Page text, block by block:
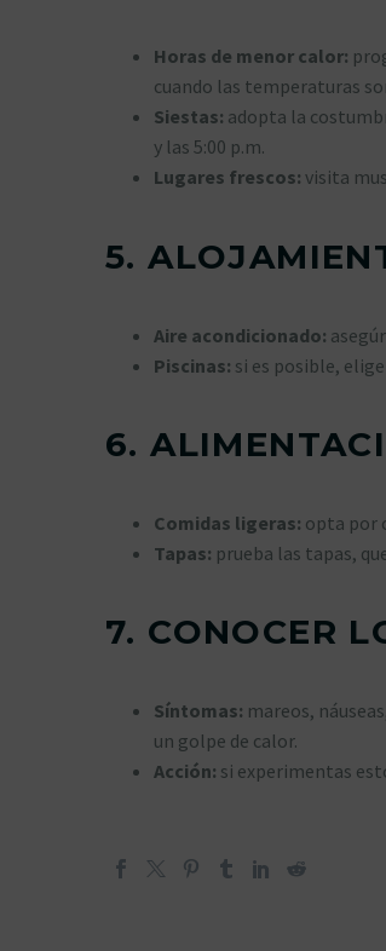
Horas de menor calor:
cuando las temperaturas
Siestas: adopta la
y las 5:00 p.m.
Lugares frescos: visita
5.
Aire acondicionado:
Piscinas: si es posible,
6.
Comidas ligeras: opta por
Tapas: prueba las tapas,
7. CONOCER
Síntomas: mareos,
un golpe de calor.
Acción: si experimentas